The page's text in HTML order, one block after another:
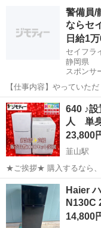
【送料設置込み】 当ショップの家電は、大手不動産の家電付きアパー
トに設置する予定...
伊豆市 大仁
警備員/
ならセ
日給1
セイフラ
静岡県
スポンサ
【仕事内容】やっていた
作業スペースを作るため
るお仕事 現場に何か危険
でのお仕事もございます
アルバイト・パート
640 ♪
人 単
23,800
韮山駅
★ご挨拶★ 購入するなら、【冷蔵庫洗濯機セット専門店】で、間違い
なし！！ 販売セット台数年間 3000台販売実績 新生活をお迎えする 学
生 社会人 初同棲 単身赴
す。 【階段運...
静岡 伊豆の国市
Haier
N130C
14,800